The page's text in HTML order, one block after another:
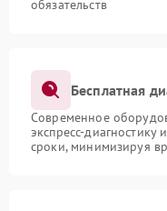
обязательств
Бесплатная
Современное
экспресс-диагностику
сроки, минимизируя